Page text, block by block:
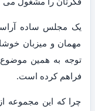
یک مجلس ساده
مهمان و میزبان
توجه به همین
فراهم کرده است.
چرا که این مجموعه